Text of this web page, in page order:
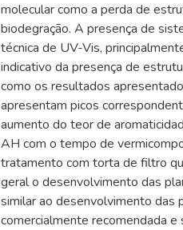
molecular como a perda de
biodegração. A presença de
técnica de UV-Vis,
indicativo da presença de
como os resultados
apresentam picos
aumento do teor de
AH com o tempo de
tratamento com torta de filtro
geral o desenvolvimento das
similar ao desenvolvimento das
comercialmente recomendada